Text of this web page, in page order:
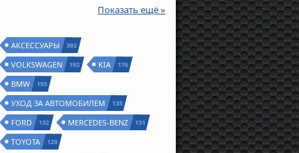
Показать ещё »
АКСЕССУАРЫ 392
VOLKSWAGEN 192 KIA 176
BMW 155
УХОД ЗА АВТОМОБИЛЕМ 135
FORD 132 MERCEDES-BENZ 131
TOYOTA 129